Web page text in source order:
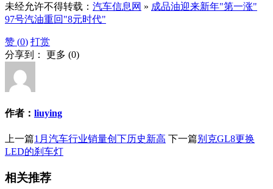
未经允许不得转载： 汽车信息网 » 成品油迎来新年"第一涨"
97号汽油重回"8元时代"
赞 (0) 打赏
分享到： 更多 (0)
作者： liuying
上一篇1月汽车行业销量创下历史新高 下一篇别克GL8更换
LED的刹车灯
相关推荐